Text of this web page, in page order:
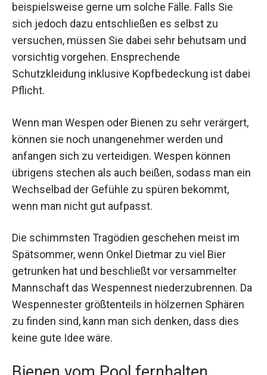
beispielsweise gerne um solche Fälle. Falls Sie
sich jedoch dazu entschließen es selbst zu
versuchen, müssen Sie dabei sehr behutsam und
vorsichtig vorgehen. Ensprechende
Schutzkleidung inklusive Kopfbedeckung ist dabei
Pflicht.
Wenn man Wespen oder Bienen zu sehr verärgert,
können sie noch unangenehmer werden und
anfangen sich zu verteidigen. Wespen können
übrigens stechen als auch beißen, sodass man ein
Wechselbad der Gefühle zu spüren bekommt,
wenn man nicht gut aufpasst.
Die schimmsten Tragödien geschehen meist im
Spätsommer, wenn Onkel Dietmar zu viel Bier
getrunken hat und beschließt vor versammelter
Mannschaft das Wespennest niederzubrennen. Da
Wespennester größtenteils in hölzernen Sphären
zu finden sind, kann man sich denken, dass dies
keine gute Idee wäre.